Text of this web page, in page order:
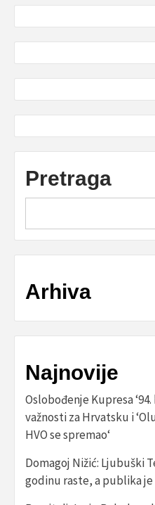
Pretraga
Arhiva
Najnovije
Oslobođenje Kupresa
važnosti za Hrvatsku i
HVO se spremao‘
Domagoj Nižić: Ljubuški
godinu raste, a publika